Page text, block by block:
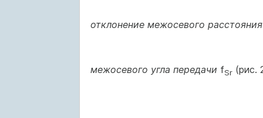
отклонение межосевого
межосевого угла передачи fSr(рис.